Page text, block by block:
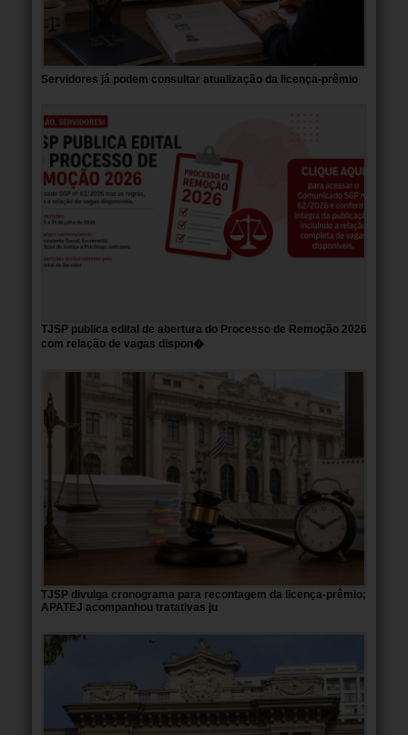
Servidores já podem consultar atualização da licença-prêmio
TJSP publica edital de abertura do Processo de Remoção 2026
com relação de vagas dispon�
TJSP divulga cronograma para recontagem da licença-prêmio;
APATEJ acompanhou tratativas ju